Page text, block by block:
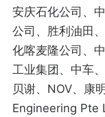
安庆石化公司、
公司、胜利油田
化喀麦隆公司、
工业集团、中车
贝谢、NOV、康
Engineering Pte